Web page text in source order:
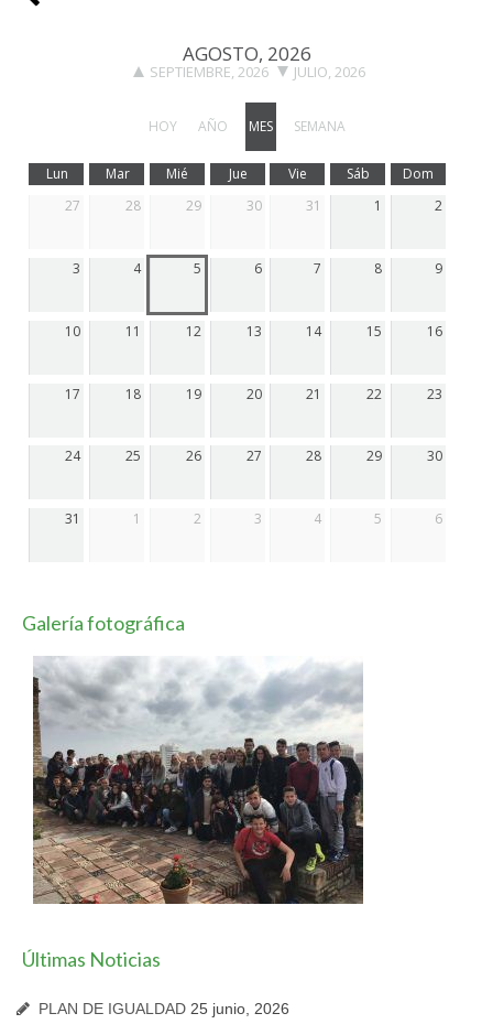
AGOSTO, 2026
SEPTIEMBRE, 2026 JULIO, 2026
HOY AÑO MES SEMANA
Lun Mar Mié Jue Vie Sáb
Dom
27
28 29 30 31 1 2
3 4 5 6 7 8 9
10 11 12 13 14 15 16
17 18 19 20 21 22 23
24 25 26 27 28 29 30
31 1 2 3 4 5 6
Galería fotográfica
Últimas Noticias
PLAN DE IGUALDAD 25 junio, 2026